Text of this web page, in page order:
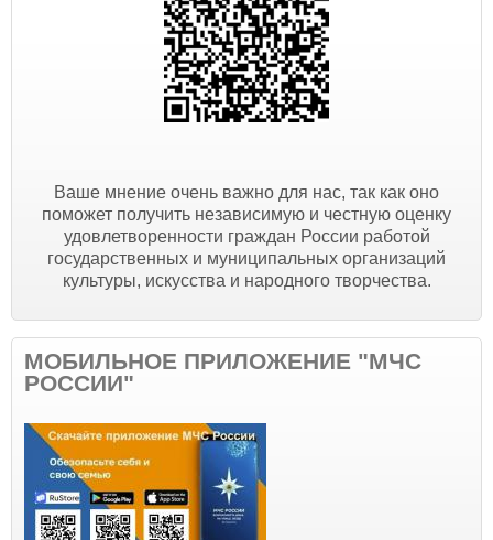
Ваше мнение очень важно для нас, так как оно
поможет получить независимую и честную оценку
удовлетворенности граждан России работой
государственных и муниципальных организаций
культуры, искусства и народного творчества.
МОБИЛЬНОЕ ПРИЛОЖЕНИЕ "МЧС
РОССИИ"